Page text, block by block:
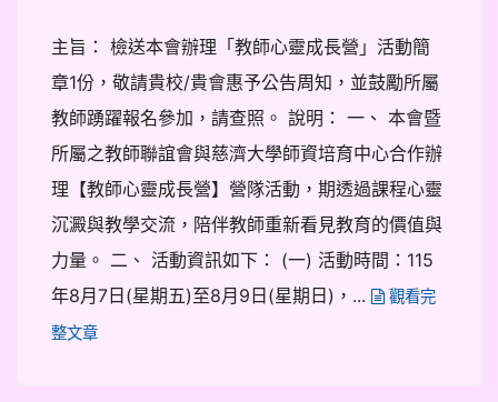
主旨： 檢送本會辦理「教師心靈成長營」活動簡
章1份，敬請貴校/貴會惠予公告周知，並鼓勵所屬
教師踴躍報名參加，請查照。 說明： 一、 本會暨
所屬之教師聯誼會與慈濟大學師資培育中心合作辦
理【教師心靈成長營】營隊活動，期透過課程心靈
沉澱與教學交流，陪伴教師重新看見教育的價值與
力量。 二、 活動資訊如下： (一) 活動時間：115
年8月7日(星期五)至8月9日(星期日)，...
觀看完
整文章